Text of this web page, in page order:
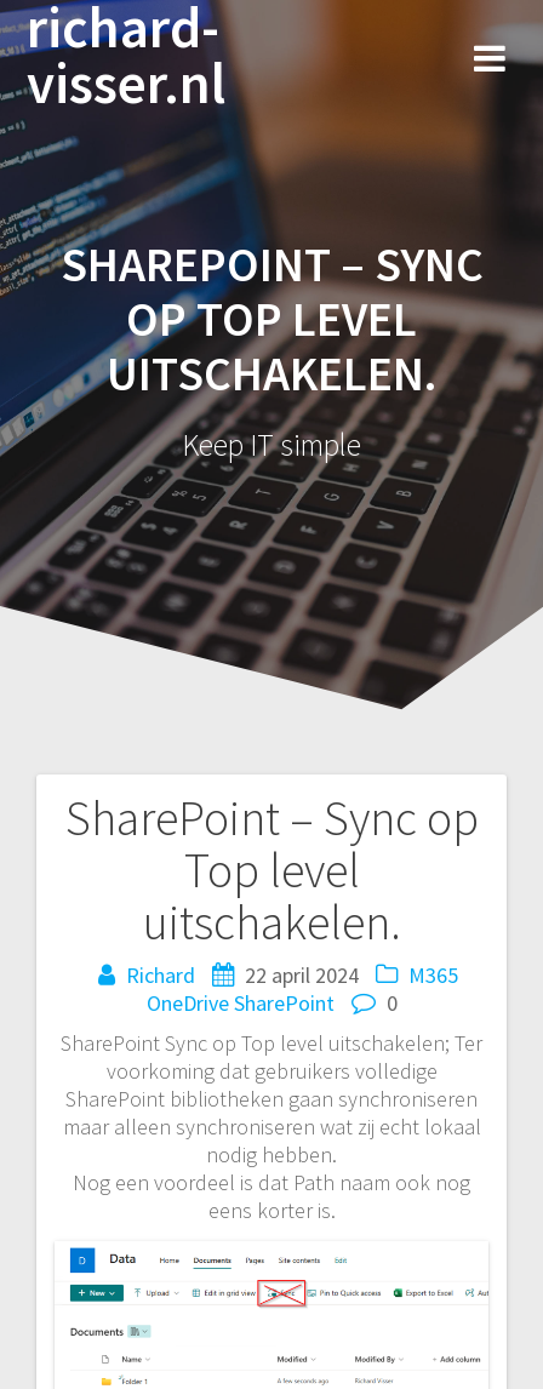
richard-
visser.nl
SHAREPOINT – SYNC
OP TOP LEVEL
UITSCHAKELEN.
Keep IT simple
SharePoint – Sync op
Top level
uitschakelen.
Richard 22 april 2024
M365
OneDriveSharePoint
0
SharePoint Sync op Top level uitschakelen; Ter
voorkoming dat gebruikers volledige
SharePoint bibliotheken gaan synchroniseren
maar alleen synchroniseren wat zij echt lokaal
nodig hebben.
Nog een voordeel is dat Path naam ook nog
eens korter is.
Bericht
navigatie